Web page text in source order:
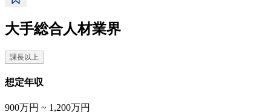
大手総合人材業界
課長以上
想定年収
900万円 ~ 1,200万円